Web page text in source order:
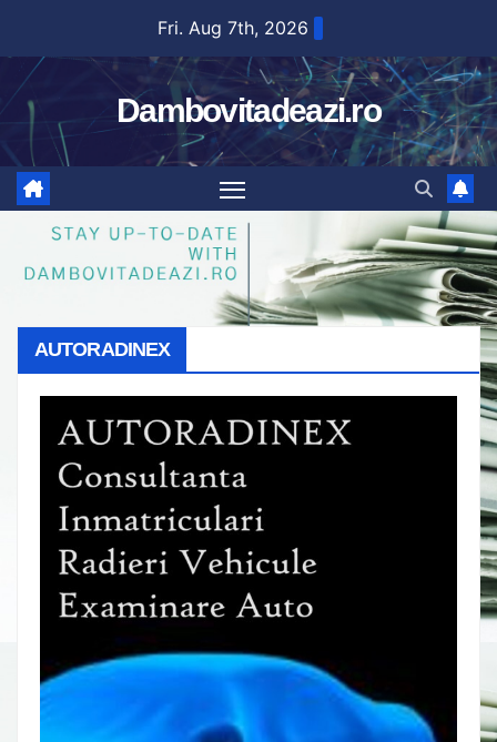
content
Fri. Aug 7th, 2026
Dambovitadeazi.ro
AUTORADINEX